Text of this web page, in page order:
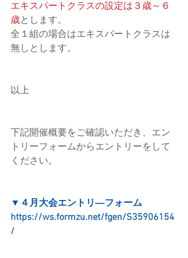
エキスパートクラスの設定は３歳～６
歳とします。
全１組の場合はエキスパートクラスは
無しとします。
以上
下記開催概要をご確認いただき、エン
トリーフォームからエントリーをして
ください。
▼４月大会エントリ―フォーム
https://ws.formzu.net/fgen/S35906154
/